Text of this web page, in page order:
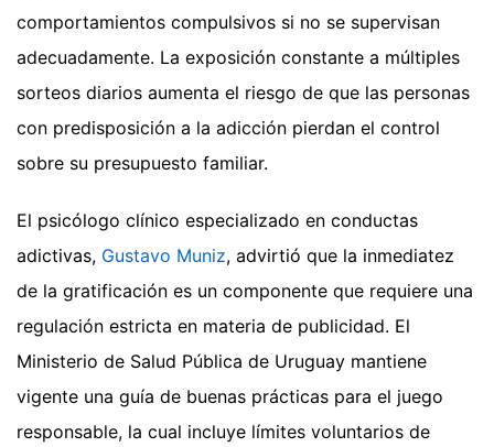
comportamientos compulsivos si no se supervisan
adecuadamente. La exposición constante a múltiples
sorteos diarios aumenta el riesgo de que las personas
con predisposición a la adicción pierdan el control
sobre su presupuesto familiar.
El psicólogo clínico especializado en conductas
adictivas, Gustavo Muniz, advirtió que la inmediatez
de la gratificación es un componente que requiere una
regulación estricta en materia de publicidad. El
Ministerio de Salud Pública de Uruguay mantiene
vigente una guía de buenas prácticas para el juego
responsable, la cual incluye límites voluntarios de